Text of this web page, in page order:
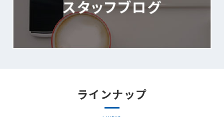
ラインナップ